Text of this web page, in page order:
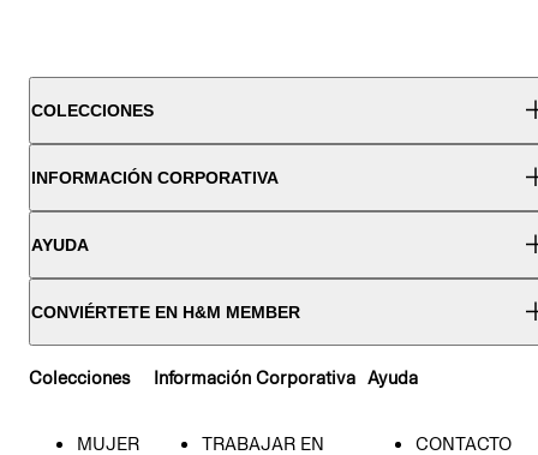
COLECCIONES
INFORMACIÓN CORPORATIVA
AYUDA
CONVIÉRTETE EN H&M MEMBER
Colecciones
MUJER
Información Corporativa
TRABAJAR EN
Ayuda
CONTACTO